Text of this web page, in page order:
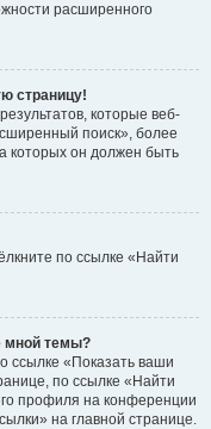
расширенного
страницу!
которые веб-
поиск», более
которых он должен быть
по ссылке «Найти
мной темы?
ссылке «Показать ваши
по ссылке «Найти
профиля на конференции
на главной странице.